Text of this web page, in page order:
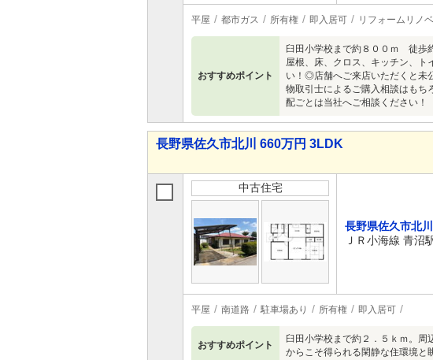
平屋 都市ガス 所有権 即入居可 リフォームリノ
おすすめポイント
臼田小学校まで約８００ｍ 徒歩
屋根、床、クロス、キッチン、
い！◎店舗へご来店いただくと未
物取引士によるご購入相談はも
配ごとは当社へご相談ください！
長野県佐久市北川 660万円 3LDK
中古住宅
長野県佐久市北川
ＪＲ小海線 青沼
平屋 南道路 駐車場あり 所有権 即入居可
おすすめポイント
臼田小学校まで約２．５ｋｍ。
からこそ得られる閑静な住環境と